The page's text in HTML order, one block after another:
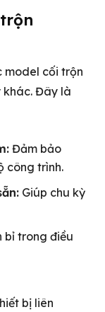
model cối trộn
khác. Đây là
Đảm bảo
công trình.
Giúp chu kỳ
bỉ trong điều
bị liên